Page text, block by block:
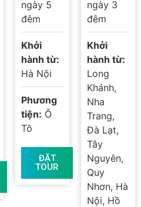
MỘC
CHÂU –
MAI
CHÂU –
HÀ NỘI
ngày 5
đêm
Khởi
hành từ:
Hà Nội
Phương
tiện: Ô
Tô
ĐẶT
TOUR
TẮM BÙN
ngày 3
đêm
Khởi
hành từ:
Long
Khánh,
Nha
Trang,
Đà Lạt,
Tây
Nguyên,
Quy
Nhơn, Hà
Nội, Hồ